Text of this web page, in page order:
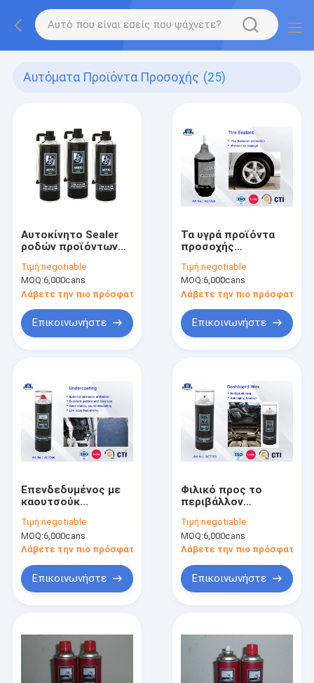
Αυτόματα Προϊόντα Προσοχής (25)
Αυτοκίνητο Sealer
ροδών προϊόντων
ροδών & Inflator
υγρό επίστρωμα
ψεκασμού
Τιμή:negotiable
MOQ:6,000cans
Λάβετε την πιο πρόσφατη τιμή
Επικοινωνήστε
Τα υγρά προϊόντα
προσοχής
αυτόματα κουράζουν
τον ψεκασμό και
Inflator ροδών τη
στεγανωτική ουσία
400ml επισκευής
ροδών cOem
Τιμή:negotiable
MOQ:6,000cans
Λάβετε την πιο πρόσφατη
Επικοινωνήστε
Επενδεδυμένος με
καουτσούκ
αποτυπώσεων
διαρροών
προστασίας
Undercoating
χαμηλός
Τιμή:negotiable
MOQ:6,000cans
Λάβετε την πιο πρόσφατη τιμή
Επικοινωνήστε
Φιλικό προς το
περιβάλλον
πολωνικός
ψεκασμός 400ml
Protectant κεριών
προϊόντων
προσοχής/
Τιμή:negotiable
MOQ:6,000cans
Λάβετε την πιο πρόσφατη
Επικοινωνήστε